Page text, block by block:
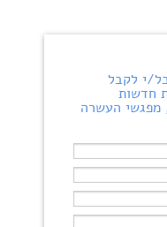
י לקבל
חדשות
מפגשי העשרה